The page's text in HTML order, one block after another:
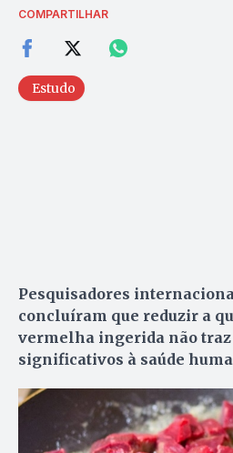
COMPARTILHAR
Estudo
Pesquisadores
concluíram que reduzir a
vermelha ingerida não
significativos à saúde